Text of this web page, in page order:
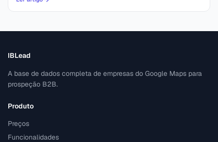
IBLead
A base de dados completa de empresas do Google Maps para
prospeção B2B.
Produto
Preços
Funcionalidades